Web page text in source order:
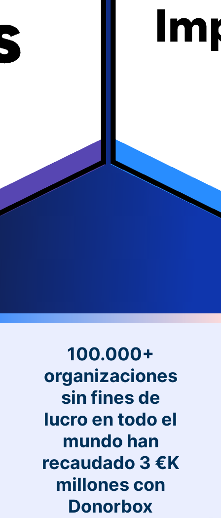
100.000+
organizaciones
sin fines de
lucro en todo el
mundo han
recaudado 3 €K
millones con
Donorbox